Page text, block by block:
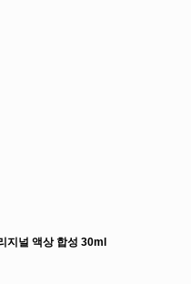
지널 액상 합성 30ml